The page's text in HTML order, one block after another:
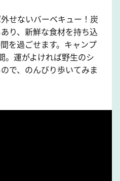
せないバーベキュー！炭
り、新鮮な食材を持ち込
を過ごせます。キャンプ
。運がよければ野生のシ
で、のんびり歩いてみま